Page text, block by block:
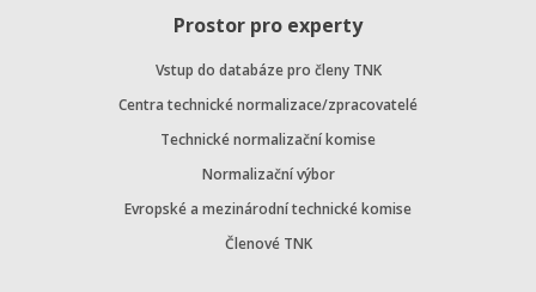
Prostor pro experty
Vstup do databáze pro členy TNK
Centra technické normalizace/zpracovatelé
Technické normalizační komise
Normalizační výbor
Evropské a mezinárodní technické komise
Členové TNK